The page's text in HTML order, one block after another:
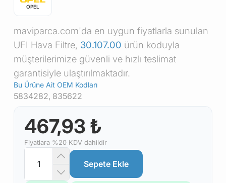
OPEL
maviparca.com'da en uygun fiyatlarla sunulan
UFI Hava Filtre, 30.107.00 ürün koduyla
müşterilerimize güvenli ve hızlı teslimat
garantisiyle ulaştırılmaktadır.
Bu Ürüne Ait OEM Kodları
5834282, 835622
467,93 ₺
Fiyatlara %20 KDV dahildir
Sepete Ekle